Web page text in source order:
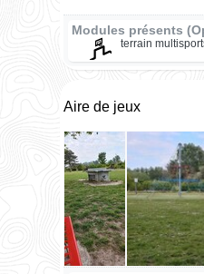
Modules présents
terrain
Aire de jeux